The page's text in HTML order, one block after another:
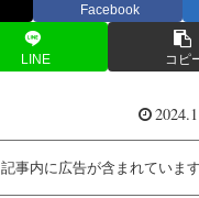
Facebook
LINE コピ
記事内に広告が含まれています